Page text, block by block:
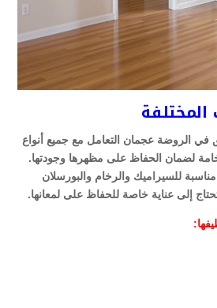
المختلفة
الروضة عجمان التعامل مع جميع أنواع
لضمان الحفاظ على مظهرها وجودتها.
للسيراميك والرخام والبورسلان
إلى عناية خاصة للحفاظ على لمعانها.